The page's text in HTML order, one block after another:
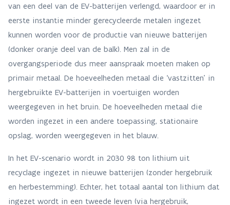
van een deel van de EV-batterijen verlengd, waardoor er in
eerste instantie minder gerecycleerde metalen ingezet
kunnen worden voor de productie van nieuwe batterijen
(donker oranje deel van de balk). Men zal in de
overgangsperiode dus meer aanspraak moeten maken op
primair metaal. De hoeveelheden metaal die ‘vastzitten’ in
hergebruikte EV-batterijen in voertuigen worden
weergegeven in het bruin. De hoeveelheden metaal die
worden ingezet in een andere toepassing, stationaire
opslag, worden weergegeven in het blauw.
In het EV-scenario wordt in 2030 98 ton lithium uit
recyclage ingezet in nieuwe batterijen (zonder hergebruik
en herbestemming). Echter, het totaal aantal ton lithium dat
ingezet wordt in een tweede leven (via hergebruik,